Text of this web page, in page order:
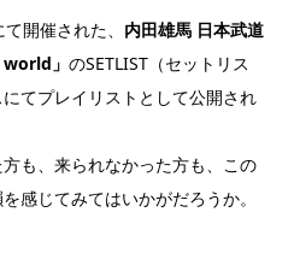
開催された、 内田雄馬 日本武道
」 のSETLIST（セットリス
てプレイリストとして公開され
も、来られなかった方も、この
感じてみてはいかがだろうか。